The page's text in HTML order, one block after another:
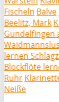
Fischeln Balve
Beelitz, Mark
Gundelfingen
lernen
Blockflöte
Ruhr
Neiße